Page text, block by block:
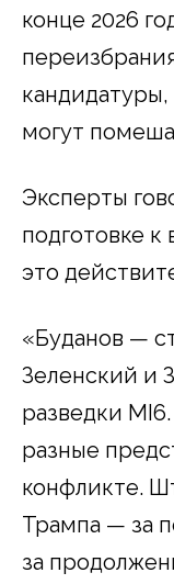
конце 2026
могут
Эксперты
подготовке
это
«Буданов —
Зеленский и
разведки
разные
конфликте.
Трампа — за
за